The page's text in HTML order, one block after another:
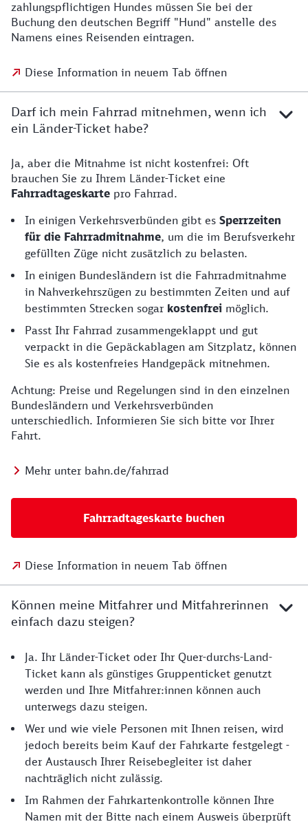
zahlungspflichtigen Hundes müssen Sie bei der
Buchung den deutschen Begriff "Hund" anstelle des
Namens eines Reisenden eintragen.
Diese Information in neuem Tab öffnen
Darf ich mein Fahrrad mitnehmen, wenn ich
ein Länder-Ticket habe?
Ja, aber die Mitnahme ist nicht kostenfrei: Oft
brauchen Sie zu Ihrem Länder-Ticket eine
Fahrradtageskarte pro Fahrrad.
In einigen Verkehrsverbünden gibt es Sperrzeiten
für die Fahrradmitnahme, um die im Berufsverkehr
gefüllten Züge nicht zusätzlich zu belasten.
In einigen Bundesländern ist die Fahrradmitnahme
in Nahverkehrszügen zu bestimmten Zeiten und auf
bestimmten Strecken sogar kostenfrei möglich.
Passt Ihr Fahrrad zusammengeklappt und gut
verpackt in die Gepäckablagen am Sitzplatz, können
Sie es als kostenfreies Handgepäck mitnehmen.
Achtung: Preise und Regelungen sind in den einzelnen
Bundesländern und Verkehrsverbünden
unterschiedlich. Informieren Sie sich bitte vor Ihrer
Fahrt.
Mehr unter bahn.de/fahrrad
Fahrradtageskarte buchen
Diese Information in neuem Tab öffnen
Können meine Mitfahrer und Mitfahrerinnen
einfach dazu steigen?
Ja. Ihr Länder-Ticket oder Ihr Quer-durchs-Land-
Ticket kann als günstiges Gruppenticket genutzt
werden und Ihre Mitfahrer:innen können auch
unterwegs dazu steigen.
Wer und wie viele Personen mit Ihnen reisen, wird
jedoch bereits beim Kauf der Fahrkarte festgelegt -
der Austausch Ihrer Reisebegleiter ist daher
nachträglich nicht zulässig.
Im Rahmen der Fahrkartenkontrolle können Ihre
Namen mit der Bitte nach einem Ausweis überprüft